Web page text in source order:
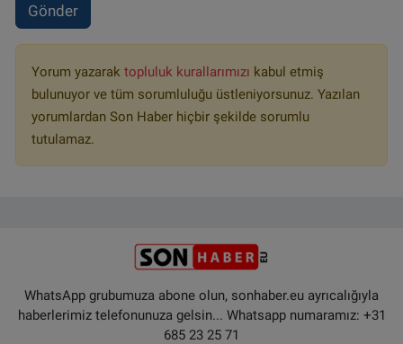
Gönder
Yorum yazarak topluluk kurallarımızı kabul etmiş
bulunuyor ve tüm sorumluluğu üstleniyorsunuz. Yazılan
yorumlardan Son Haber hiçbir şekilde sorumlu
tutulamaz.
WhatsApp grubumuza abone olun, sonhaber.eu ayrıcalığıyla
haberlerimiz telefonunuza gelsin... Whatsapp numaramız: +31
685 23 25 71